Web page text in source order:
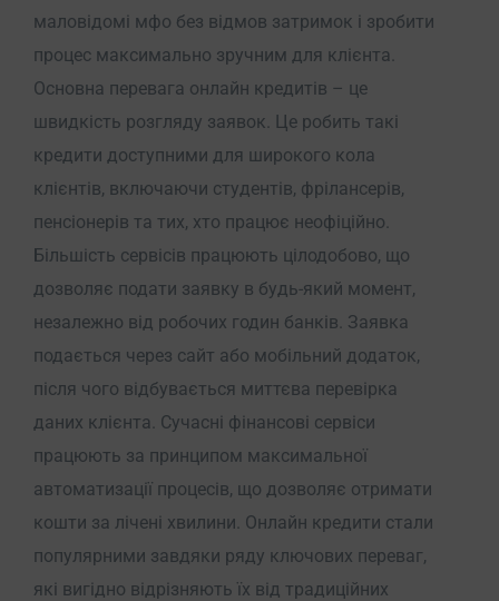
маловідомі мфо без відмов затримок і зробити
процес максимально зручним для клієнта.
Основна перевага онлайн кредитів – це
швидкість розгляду заявок. Це робить такі
кредити доступними для широкого кола
клієнтів, включаючи студентів, фрілансерів,
пенсіонерів та тих, хто працює неофіційно.
Більшість сервісів працюють цілодобово, що
дозволяє подати заявку в будь-який момент,
незалежно від робочих годин банків. Заявка
подається через сайт або мобільний додаток,
після чого відбувається миттєва перевірка
даних клієнта. Сучасні фінансові сервіси
працюють за принципом максимальної
автоматизації процесів, що дозволяє отримати
кошти за лічені хвилини. Онлайн кредити стали
популярними завдяки ряду ключових переваг,
які вигідно відрізняють їх від традиційних